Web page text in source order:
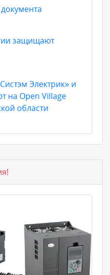
защищают
Электрик» и
на Open Village
области